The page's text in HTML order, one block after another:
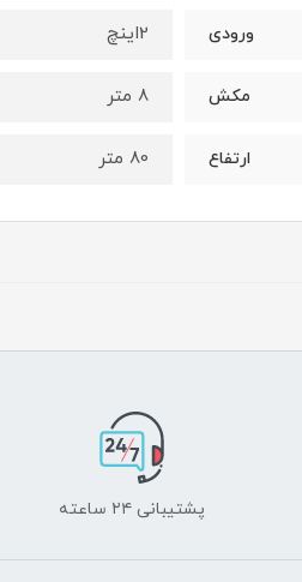
ورودی 2اینچ
مکش 8 متر
ارتفاع 80 متر
پشتیبانی ۲۴ ساعته